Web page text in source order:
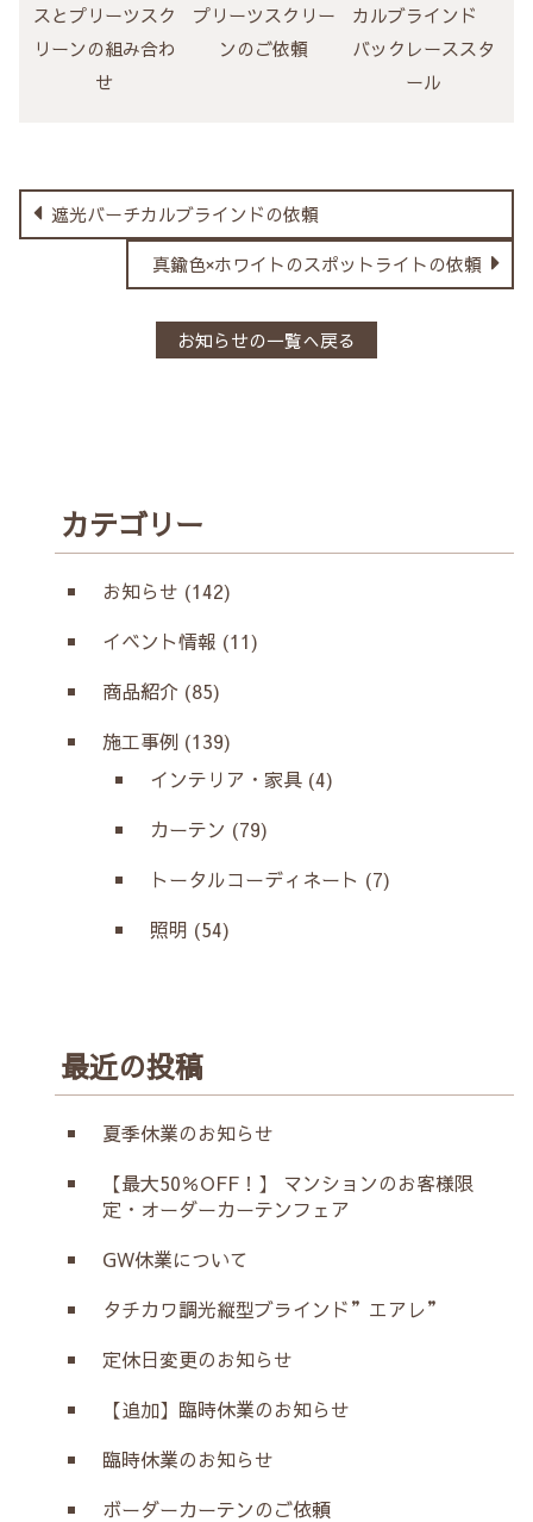
スとプリーツスク
リーンの組み合わ
せ
プリーツスクリー
ンのご依頼
カルブラインド
バックレーススタ
ール
遮光バーチカルブラインドの依頼
真鍮色×ホワイトのスポットライトの依頼
お知らせの一覧へ戻る
カテゴリー
お知らせ (142)
イベント情報 (11)
商品紹介 (85)
施工事例 (139)
インテリア・家具 (4)
カーテン (79)
トータルコーディネート (7)
照明 (54)
最近の投稿
夏季休業のお知らせ
【最大50％OFF！】 マンションのお客様限
定・オーダーカーテンフェア
GW休業について
タチカワ調光縦型ブラインド”エアレ”
定休日変更のお知らせ
【追加】臨時休業のお知らせ
臨時休業のお知らせ
ボーダーカーテンのご依頼